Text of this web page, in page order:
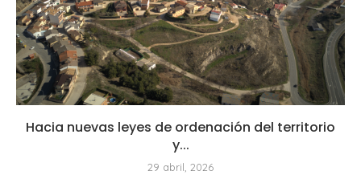
Hacia nuevas leyes de ordenación del territorio
y...
29 abril, 2026